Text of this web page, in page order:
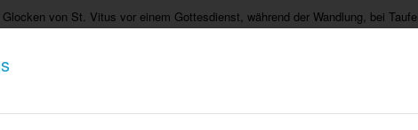
von St. Vitus vor einem Gottesdienst, während der Wandlung, bei
Stunde und der Halbstundenschlag stammt aus der Zeit des Mittelalters.
ST. VITUS IN SÜDLOHN